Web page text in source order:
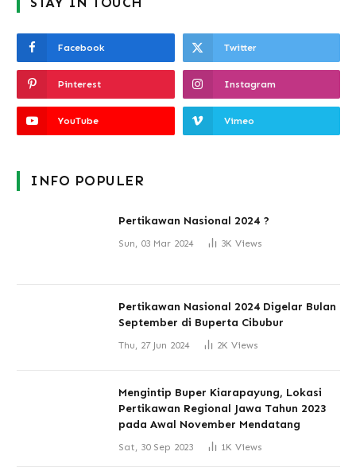
Facebook Twitter
Pinterest Instagram
YouTube Vimeo
INFO POPULER
Pertikawan Nasional 2024 ?
Sun, 03 Mar 2024 3K Views
Pertikawan Nasional 2024 Digelar Bulan
September di Buperta Cibubur
Thu, 27 Jun 2024 2K Views
Mengintip Buper Kiarapayung, Lokasi
Pertikawan Regional Jawa Tahun 2023
pada Awal November Mendatang
Sat, 30 Sep 2023 1K Views